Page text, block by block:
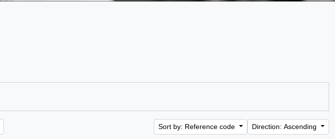
Sort by: Reference code Direction: Ascending